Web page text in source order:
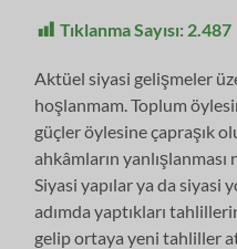
Tıklanma Sayısı: 2.487
Aktüel siyasi gelişmeler
hoşlanmam. Toplum
güçler öylesine çapraşık
ahkâmların yanlışlanması
Siyasi yapılar ya da siyasi
adımda yaptıkları
gelip ortaya yeni tahliller